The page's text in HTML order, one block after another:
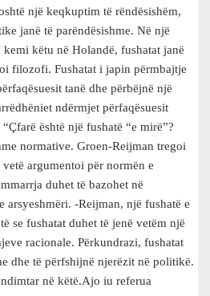
një keqkuptim të rëndësishëm,
janë të parëndësishme. Në një
këtu në Holandë, fushatat janë
filozofi. Fushatat i japin përmbajtje
tanë dhe përbëjnë një
ndërmjet përfaqësuesit
është një fushatë “e mirë”?
normative. Groen-Reijman tregoi
argumentoi për normën e
duhet të bazohet në
arsyeshmëri. -Reijman, një fushatë e
se fushatat duhet të jenë vetëm një
racionale. Përkundrazi, fushatat
dhe të përfshijnë njerëzit në politikë.
në këtë.Ajo iu referua